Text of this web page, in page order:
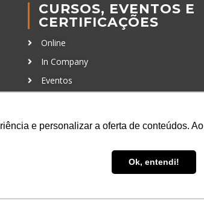
e personalizar a oferta de conteúdos.
Ok, entendi!
CURSOS, EVENTOS E
CERTIFICAÇÕES
Online
In Company
Eventos